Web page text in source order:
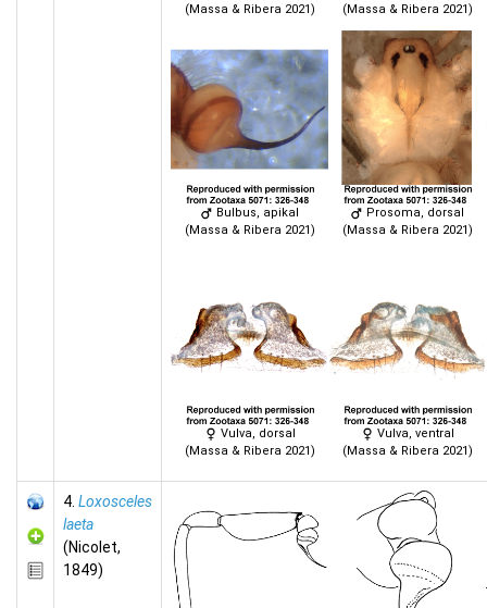
(Massa & Ribera 2021)
(Massa & Ribera 2021)
Bulbus, apikal
(Massa & Ribera 2021)
Prosoma, dorsal
(Massa & Ribera 2021)
Vulva, dorsal
(Massa & Ribera 2021)
Vulva, ventral
(Massa & Ribera 2021)
4. Loxosceles
laeta
(Nicolet,
1849)